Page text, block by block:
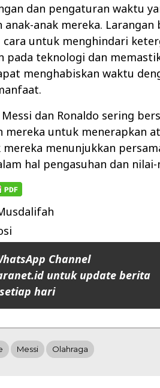
dan pengaturan waktu
anak-anak mereka.
cara untuk menghindari
pada teknologi dan
menghabiskan waktu
dan Ronaldo sering
mereka untuk menerapkan
mereka menunjukkan
hal pengasuhan dan
Channel
untuk update berita
hari
Messi Olahraga